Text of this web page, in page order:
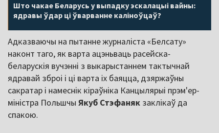
Што чакае Беларусь у выпадку эскалацыі вайны:
ядравы ўдар ці ўварванне каліноўцаў?
Адказваючы на пытанне журналіста «Белсату»
наконт таго, як варта ацэньваць расейска-
беларускія вучэнні з выкарыстаннем тактычнай
ядравай зброі і ці варта іх баяцца, дзяржаўны
сакратар і намеснік кіраўніка Канцылярыі прэм'ер-
міністра Польшчы Якуб Стэфаняк заклікаў да
спакою.